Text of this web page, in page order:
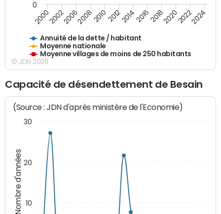
Annuité de la dette / habitant
Moyenne nationale
Moyenne villages de moins de 250 habitants
200020022006200820102012201420162018202020222024
0
© JDN 2026
Capacité de désendettement de Besain
Nombre d'années
(Source : JDN d'après ministère de l'Economie)
10
20
30